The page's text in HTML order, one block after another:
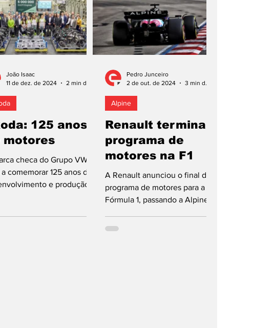
125 anos
motores
checa do Grupo VW
comemorar 125 anos de
e produção
João Isaac
11 de dez. de 2024
Renault termina
programa de
motores na F1
A Renault anunciou o final do
programa de motores para a
Fórmula 1, passando a Alpine a
modalidade. Por...
Alpine
Pedro Junceiro
2 de out. de 2024
3 min de leitura